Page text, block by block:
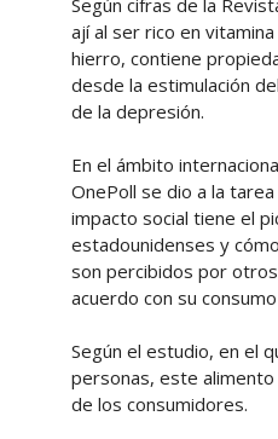
Según cifras de la
ají al ser rico en
hierro, contiene
desde la estimulación
de la depresión.
En el ámbito
OnePoll se dio a la
impacto social tiene el
estadounidenses y
son percibidos por
acuerdo con su
Según el estudio, en el
personas, este
de los consumidores.